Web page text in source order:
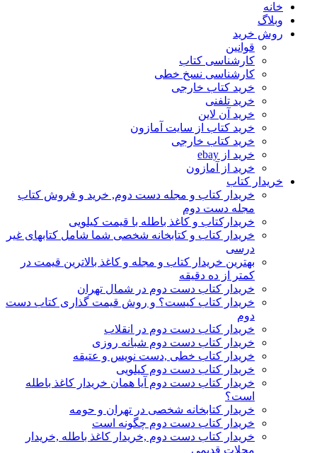
خانه
وبلاگ
روش خرید
قوانین
کارشناسی کتاب
کارشناسی نسخ خطی
خرید کتاب خارجی
خرید تلفنی
خرید آن لاین
خرید کتاب از سایت آمازون
خرید کتاب خارجی
خرید از ebay
خرید از آمازون
خریدار کتاب
خریدار کتاب و مجله دست دوم, خرید و فروش کتاب
مجله دست دوم
خریدارکتاب و کاغذ باطله با قیمت کیلویی
خریدار کتاب و کتابخانه شخصی شما شامل کتابهای غیر
درسی
بهترین خریدار کتاب و مجله و کاغذ بالاترین قیمت در
کمتر از ده دقیقه
خریدار کتاب دست دوم در شمال تهران
خریدار کتاب کیست؟ و روش قیمت گذاری کتاب دست
دوم
خریدار کتاب دست دوم در انقلاب
خریدار کتاب دست دوم شبانه روزی
خریدار کتاب خطی ,دست نویس و عتیقه
خریدار کتاب دست دوم کیلویی
خریدار کتاب دست دوم آیا همان خریدار کاغذ باطله
است؟
خریدار کتابخانه شخصی در تهران و حومه
خریدار کتاب دست دوم چگونه است
خریدار کتاب دست دوم ,خریدار کاغذ باطله ,خریدار
مجلات قدیمی